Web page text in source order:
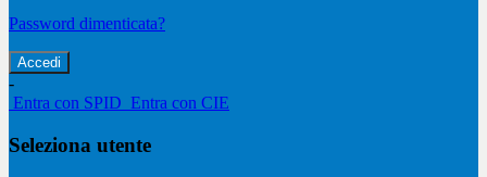
Password dimenticata?
-
Entra con SPID Entra con CIE
Seleziona utente